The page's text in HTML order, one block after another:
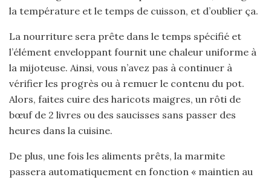
la température et le temps de cuisson, et d’oublier ça.
La nourriture sera prête dans le temps spécifié et
l’élément enveloppant fournit une chaleur uniforme à
la mijoteuse. Ainsi, vous n’avez pas à continuer à
vérifier les progrès ou à remuer le contenu du pot.
Alors, faites cuire des haricots maigres, un rôti de
bœuf de 2 livres ou des saucisses sans passer des
heures dans la cuisine.
De plus, une fois les aliments prêts, la marmite
passera automatiquement en fonction « maintien au